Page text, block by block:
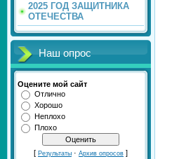
2025 ГОД ЗАЩИТНИКА
ОТЕЧЕСТВА
Наш опрос
Оцените мой сайт
Отлично
Хорошо
Неплохо
Плохо
[ Результаты · Архив опросов ]